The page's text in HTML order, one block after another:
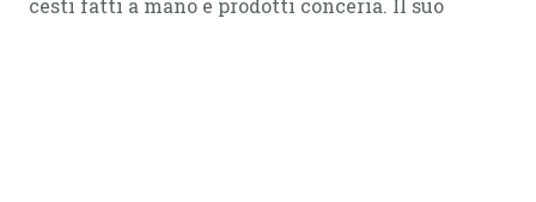
cesti fatti a mano e prodotti conceria. Il suo